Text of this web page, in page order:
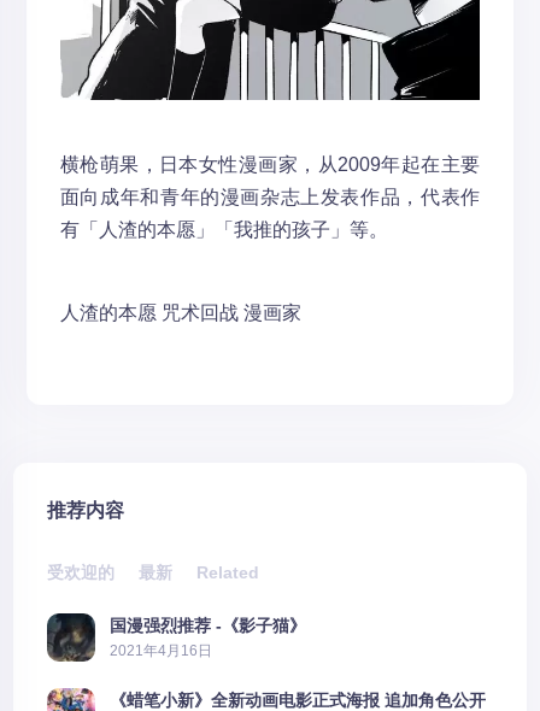
横枪萌果，日本女性漫画家，从2009年起在主要
面向成年和青年的漫画杂志上发表作品，代表作
有「人渣的本愿」「我推的孩子」等。
人渣的本愿 咒术回战 漫画家
推荐内容
受欢迎的 最新 Related
国漫强烈推荐 -《影子猫》
2021年4月16日
《蜡笔小新》全新动画电影正式海报 追加角色公开